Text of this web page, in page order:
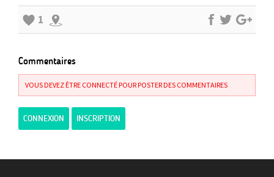
1
Commentaires
VOUS DEVEZ ÊTRE CONNECTÉ POUR POSTER DES COMMENTAIRES
CONNEXION INSCRIPTION